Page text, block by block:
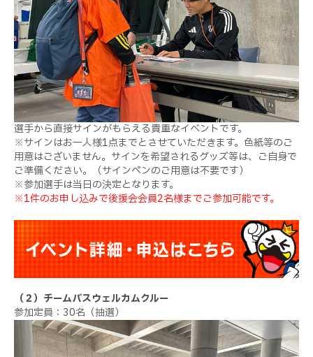
選手から直接サインがもらえる貴重なイベントです。
※サインはお一人様1点までとさせていただきます。色紙等のご
用意はございません。サインを希望されるグッズ等は、ご自身で
ご準備ください。（サインペンのご用意は不要です）
※参加選手は当日の決定となります。
※1件のお申し込みで後援会会員2名様までご参加可能です。
（２）チームバスウェルカムクルー
参加定員：30名（抽選）